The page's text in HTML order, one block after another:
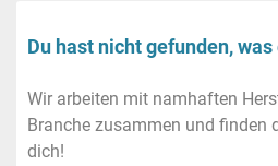
Du hast nicht gefunden, was
Wir arbeiten mit namhaften
Branche zusammen und finden
dich!